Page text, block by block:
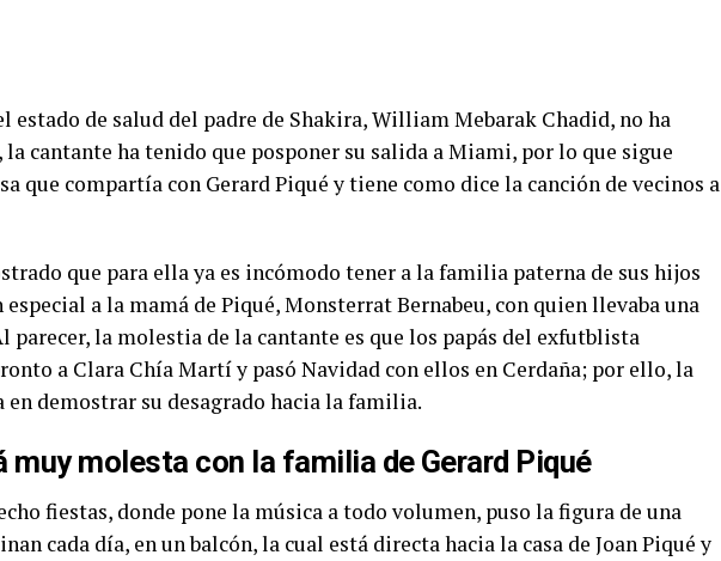
estado de salud del padre de Shakira, William Mebarak Chadid, no ha
la cantante ha tenido que posponer su salida a Miami, por lo que sigue
que compartía con Gerard Piqué y tiene como dice la canción de vecinos a
que para ella ya es incómodo tener a la familia paterna de sus hijos
especial a la mamá de Piqué, Monsterrat Bernabeu, con quien llevaba una
parecer, la molestia de la cantante es que los papás del exfutblista
a Clara Chía Martí y pasó Navidad con ellos en Cerdaña; por ello, la
en demostrar su desagrado hacia la familia.
muy molesta con la familia de Gerard Piqué
fiestas, donde pone la música a todo volumen, puso la figura de una
cada día, en un balcón, la cual está directa hacia la casa de Joan Piqué y